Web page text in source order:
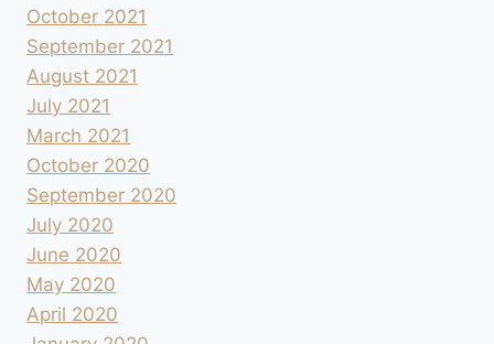
October 2021
September 2021
August 2021
July 2021
March 2021
October 2020
September 2020
July 2020
June 2020
May 2020
April 2020